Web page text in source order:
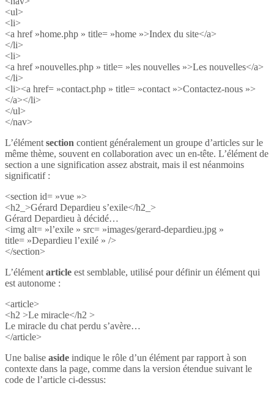
<ul>
<li>
<a href »home.php » title= »home »>Index du site</a>
</li>
<li>
<a href »nouvelles.php » title= »les nouvelles »>Les nouvelles</a>
</li>
<li><a href= »contact.php » title= »contact »>Contactez-nous »>
</a></li>
</ul>
</nav>
L’élément section contient généralement un groupe d’articles sur le
même thème, souvent en collaboration avec un en-tête. L’élément de
section a une signification assez abstrait, mais il est néanmoins
significatif :
<section id= »vue »>
<h2_>Gérard Depardieu s’exile</h2_>
Gérard Depardieu à décidé…
<img alt= »l’exile » src= »images/gerard-depardieu.jpg »
title= »Depardieu l’exilé » />
</section>
L’élément article est semblable, utilisé pour définir un élément qui
est autonome :
<article>
<h2 >Le miracle</h2 >
Le miracle du chat perdu s’avère…
</article>
Une balise aside indique le rôle d’un élément par rapport à son
contexte dans la page, comme dans la version étendue suivant le
code de l’article ci-dessus: